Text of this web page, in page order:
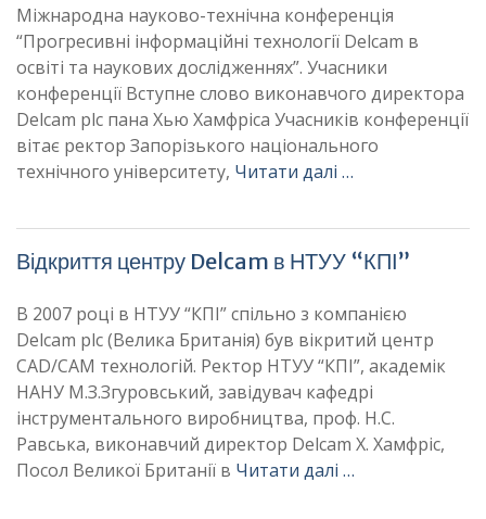
Міжнародна науково-технічна конференція
“Прогресивні інформаційні технології Delcam в
освіті та наукових дослідженнях”. Учасники
конференції Вступне слово виконавчого директора
Delcam plc пана Хью Хамфріса Учасників конференції
вітає ректор Запорізького національного
технічного університету, Читати далі …
Відкриття центру Delcam в НТУУ “КПІ”
В 2007 році в НТУУ “КПІ” спільно з компанією
Delcam plc (Велика Британія) був вікритий центр
CAD/CAM технологій. Ректор НТУУ “КПІ”, академік
НАНУ М.З.Згуровський, завідувач кафедрі
інструментального виробництва, проф. Н.С.
Равська, виконавчий директор Delcam Х. Хамфріс,
Посол Великої Британії в Читати далі …